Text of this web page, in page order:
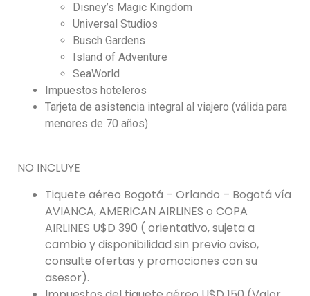
Disney’s Magic Kingdom
Universal Studios
Busch Gardens
Island of Adventure
SeaWorld
Impuestos hoteleros
Tarjeta de asistencia integral al viajero (válida para
menores de 70 años).
NO INCLUYE
Tiquete aéreo Bogotá – Orlando – Bogotá vía
AVIANCA, AMERICAN AIRLINES o COPA
AIRLINES U$D 390 ( orientativo, sujeta a
cambio y disponibilidad sin previo aviso,
consulte ofertas y promociones con su
asesor).